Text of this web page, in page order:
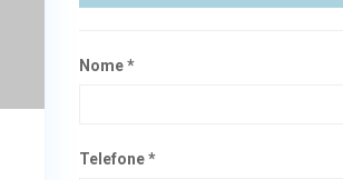
Nome *
Telefone *